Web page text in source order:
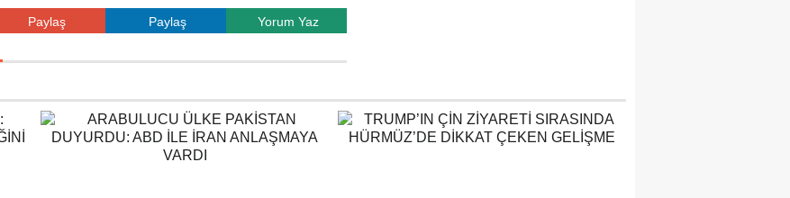
Paylaş Paylaş Yorum Yaz